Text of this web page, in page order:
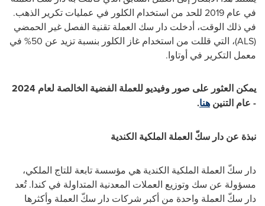
في عام 2019 للحد من استخدام الكلور في عمليات تكرير الذهب.
في ذلك الوقت، أدخلت دار سك العملة تقنية الفصل غير الحمضي
(
ALS
)، التي قللت من استخدام غاز الكلور بنسبة تزيد عن 50% في
معمل التكرير في أوتاوا.
يمكن العثور على صور وفيديو للعملة الفضية الخالصة لعام 2024
- عام التنين هنا.
نبذة عن دار سكّ العملة الملكية الكندية
دار سكّ العملة الملكية الكندية هي مؤسسة تابعة للتاج الملكي،
مسؤولة عن سك وتوزيع العملات المعدنية المتداولة في كندا. تُعد
دار سكّ العملة واحدة من أكبر شركات دار سكّ العملة وأكثرها